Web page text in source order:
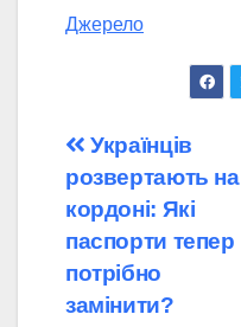
Джерело
Навігація
записів
Українців
розвертають на
кордоні: Які
паспорти тепер
потрібно
замінити?